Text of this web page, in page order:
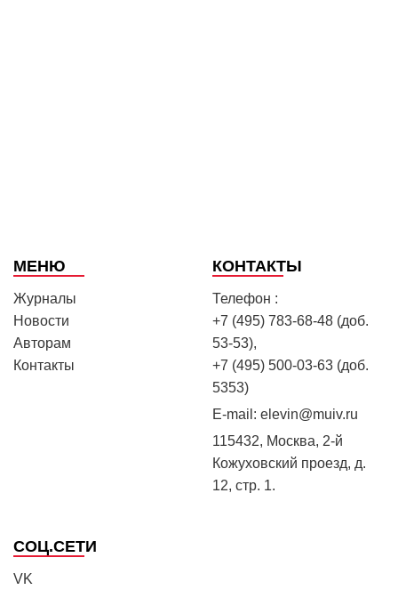
МЕНЮ
Журналы
Новости
Авторам
Контакты
КОНТАКТЫ
Телефон :
+7 (495) 783-68-48 (доб.
53-53),
+7 (495) 500-03-63 (доб.
5353)
E-mail: elevin@muiv.ru
115432, Москва, 2-й
Кожуховский проезд, д.
12, стр. 1.
СОЦ.СЕТИ
VK